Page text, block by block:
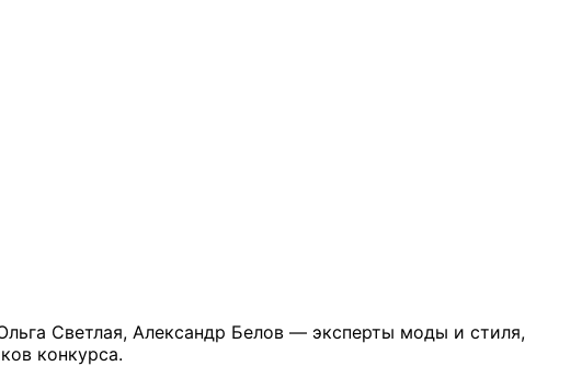
Светлая, Александр Белов — эксперты моды и стиля,
конкурса.